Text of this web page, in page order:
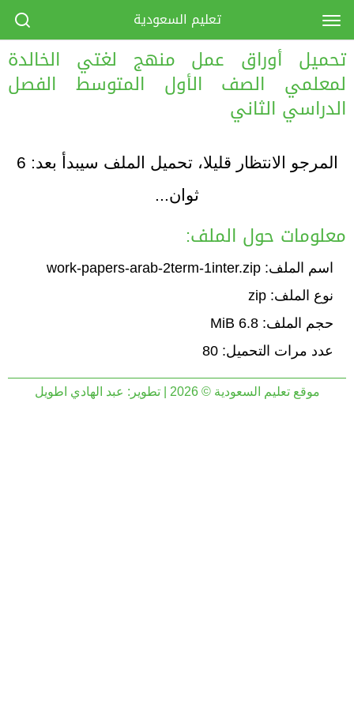
تحميل أوراق عمل منهج لغتي الخالدة
لمعلمي الصف الأول المتوسط الفصل
الدراسي الثاني
المرجو الانتظار قليلا، تحميل الملف سيبدأ بعد: 6
ثوان...
معلومات حول الملف:
اسم الملف: work-papers-arab-2term-1inter.zip
نوع الملف: zip
حجم الملف: 6.8 MiB
عدد مرات التحميل: 80
موقع تعليم السعودية © 2026 | تطوير: عبد الهادي اطويل
تعليم السعودية